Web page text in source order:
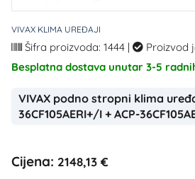
VIVAX KLIMA UREĐAJI
Šifra proizvoda: 1444 | Proizvod
Besplatna dostava unutar 3-5
VIVAX podno stropni klima
36CF105AERI+/I + ACP-
Cijena: 2148,13 €